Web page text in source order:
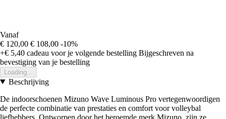
Vanaf
€ 120,00 € 108,00 -10%
+€ 5,40 cadeau voor je volgende bestelling Bijgeschreven na
bevestiging van je bestelling
Loading...
Beschrijving
De indoorschoenen Mizuno Wave Luminous Pro vertegenwoordigen
de perfecte combinatie van prestaties en comfort voor volleybal
liefhebbers. Ontworpen door het beroemde merk Mizuno, zijn ze